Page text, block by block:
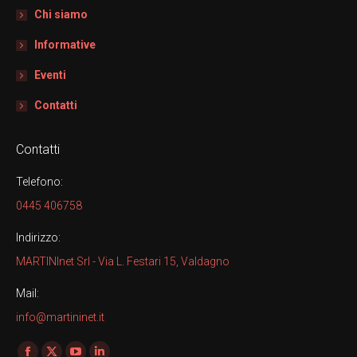
Chi siamo
Informative
Eventi
Contatti
Contatti
Telefono:
0445 406758
Indirizzo:
MARTINInet Srl - Via L. Festari 15, Valdagno
Mail:
info@martininet.it
Find us on: